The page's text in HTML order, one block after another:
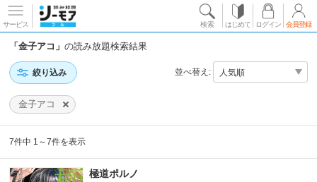
サービス 検索 はじめて ログイン 会員登録
「金子アコ」の読み放題検索結果
絞り込み 並べ替え:
金子アコ
7件中 1～7件を表示
極道ポルノ